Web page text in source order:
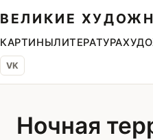
ВЕЛИКИЕ
КАРТИНЫЛИТЕРАТУРА
VK
Ночная